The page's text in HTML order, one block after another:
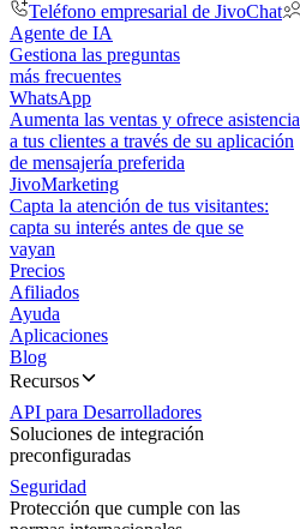
Teléfono empresarial de JivoChat
Agente de IA
Gestiona las preguntas
más frecuentes
WhatsApp
Aumenta las ventas y ofrece asistencia
a tus clientes a través de su aplicación
de mensajería preferida
JivoMarketing
Capta la atención de tus visitantes:
capta su interés antes de que se
vayan
Precios
Afiliados
Ayuda
Aplicaciones
Blog
Recursos
API para Desarrolladores
Soluciones de integración
preconfiguradas
Seguridad
Protección que cumple con las